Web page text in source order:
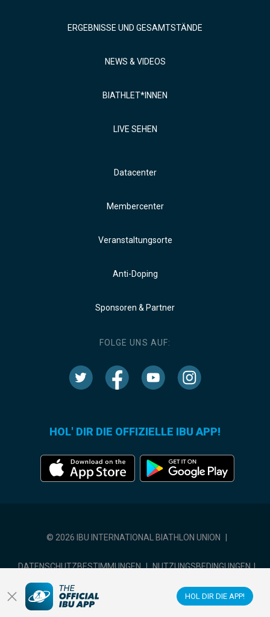
HOL DIR DIE APP!
ERGEBNISSE UND GESAMTSTÄNDE
NEWS & VIDEOS
BIATHLET*INNEN
LIVE SEHEN
Datacenter
Membercenter
Veranstaltungsorte
Anti-Doping
Sponsoren & Partner
FOLGE UNS AUF:
HOL' DIR DIE OFFIZIELLE IBU APP!
© 2026 IBU INTERNATIONAL BIATHLON UNION
DATENSCHUTZBESTIMMUNGEN | NUTZUNGSBEDINGUNGEN |
COOKIE-EINSTELLUNGEN